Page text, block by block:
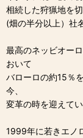
相続した狩猟地を
(畑の半分以上）社
最高のネッビオー
おいて
バローロの約15％
今、
変革の時を迎えてい
1999年に若きエノ